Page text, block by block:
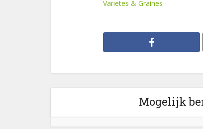
Varietes & Graines
Mogelijk